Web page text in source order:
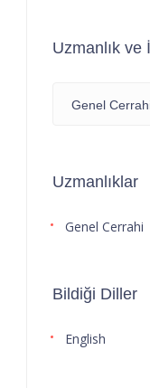
Uzmanlık ve
Genel
Uzmanlıklar
Genel Cerrahi
Bildiği Diller
English